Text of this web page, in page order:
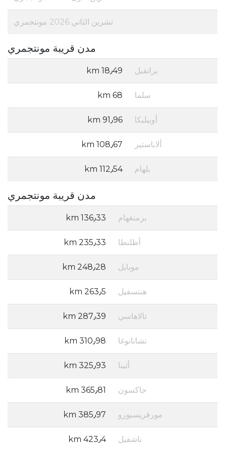
تشرين الثاني 2026 مونتجمري
مدن قريبة مونتجمري
براتفيل 18٫49 km
سلما 68 km
أوبيليكا 91٫96 km
ألاباستير 108٫67 km
بلهام 112٫54 km
مدن قريبة مونتجمري
برمنغهام 136٫33 km
أطلنطا 235٫33 km
موبايل 248٫28 km
هنتسفيل 263٫5 km
تالاهاسي 287٫39 km
تشاتانوغا 310٫98 km
أثينا 325٫93 km
جاكسون 365٫81 km
مورفريسبورو 385٫97 km
ناشفيل 423٫4 km